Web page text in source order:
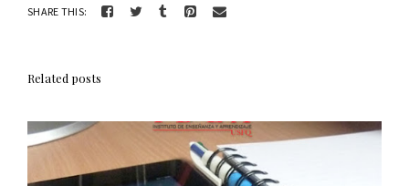
SHARE THIS:
Related posts